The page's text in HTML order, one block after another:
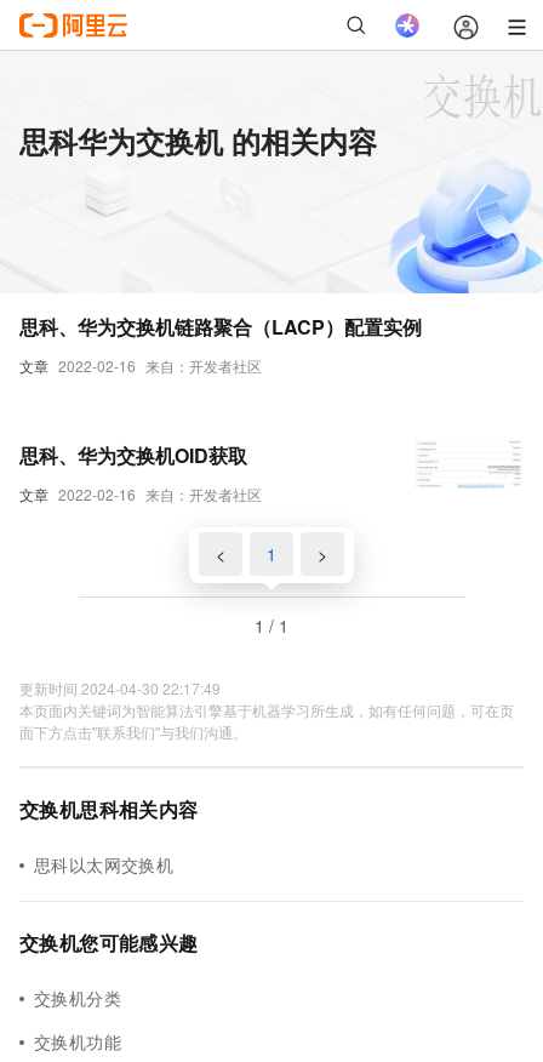
思科华为交换机 的相关内容
文章 2022-02-16 来自：开发者社区
思科、华为交换机链路聚合（LACP）配置实例
文章 2022-02-16 来自：开发者社区
思科、华为交换机OID获取
< 1 >
1 / 1
更新时间 2024-04-30 22:17:49
本页面内关键词为智能算法引擎基于机器学习所生成，如有任何问题，可在页
面下方点击"联系我们"与我们沟通。
交换机思科相关内容
思科以太网交换机
交换机您可能感兴趣
交换机分类
交换机功能